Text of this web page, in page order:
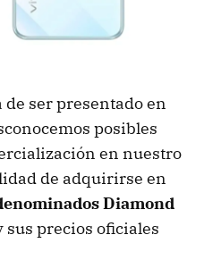
de ser presentado en
posibles
en nuestro
de adquirirse en
Diamond
sus precios oficiales